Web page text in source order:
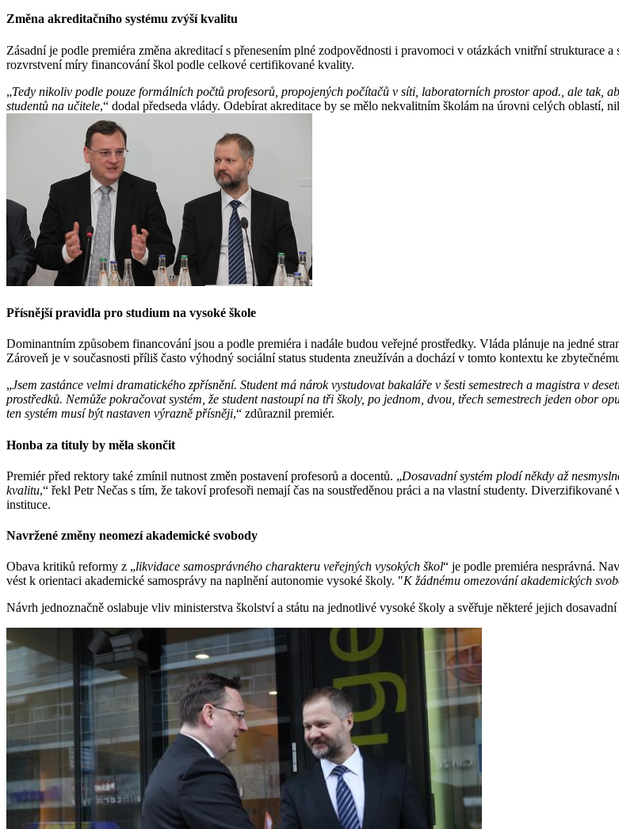
Změna akreditačního systému zvýší kvalitu
Zásadní je podle premiéra změna akreditací s přenesením plné zodpovědnosti i pravomoci v otázkách vnitřní strukturace
rozvrstvení míry financování škol podle celkové certifikované kvality.
„Tedy nikoliv podle pouze formálních počtů profesorů, propojených počítačů v síti, laboratorních prostor apod., ale tak,
studentů na učitele,“ dodal předseda vlády. Odebírat akreditace by se mělo nekvalitním školám na úrovni celých oblastí,
Přísnější pravidla pro studium na vysoké škole
Dominantním způsobem financování jsou a podle premiéra i nadále budou veřejné prostředky. Vláda plánuje na jedné
Zároveň je v současnosti příliš často výhodný sociální status studenta zneužíván a dochází v tomto kontextu ke
„Jsem zastánce velmi dramatického zpřísnění. Student má nárok vystudovat bakaláře v šesti semestrech a magistra v
prostředků. Nemůže pokračovat systém, že student nastoupí na tři školy, po jednom, dvou, třech semestrech jeden obor
ten systém musí být nastaven výrazně přísněji,“ zdůraznil premiér.
Honba za tituly by měla skončit
Premiér před rektory také zmínil nutnost změn postavení profesorů a docentů. „Dosavadní systém plodí někdy až
kvalitu,“ řekl Petr Nečas s tím, že takoví profesoři nemají čas na soustředěnou práci a na vlastní studenty.
instituce.
Navržené změny neomezí akademické svobody
Obava kritiků reformy z „likvidace samosprávného charakteru veřejných vysokých škol“ je podle premiéra nesprávná.
vést k orientaci akademické samosprávy na naplnění autonomie vysoké školy. "K žádnému omezování akademických
Návrh jednoznačně oslabuje vliv ministerstva školství a státu na jednotlivé vysoké školy a svěřuje některé jejich